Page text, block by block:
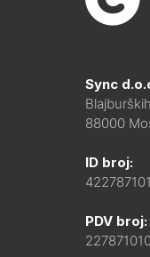
Sync
88000
ID broj:
PDV broj: